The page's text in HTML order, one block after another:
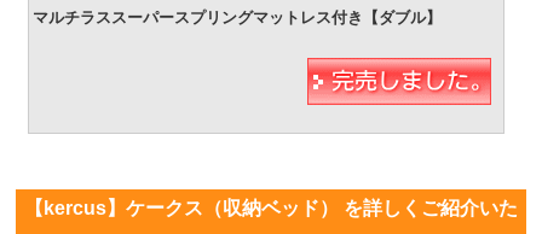
【kercus】ケークス（収納ベッド） を詳しくご紹介いた